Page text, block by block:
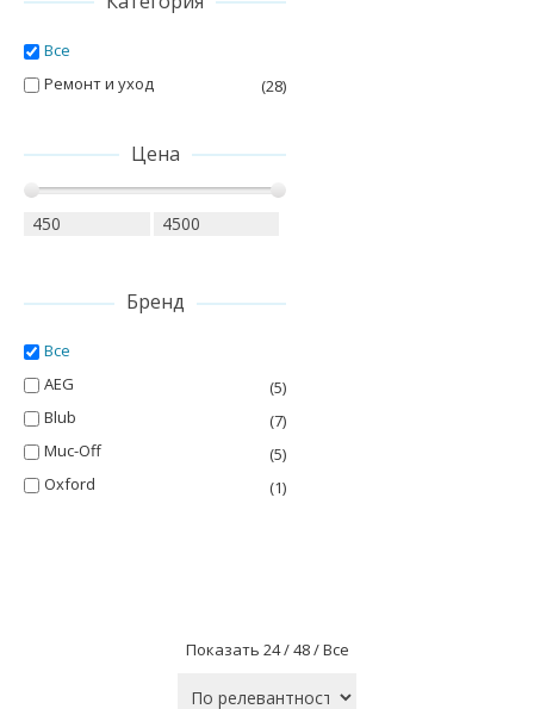
Все
Ремонт и уход
(28)
Цена
Бренд
Все
AEG
(5)
Blub
(7)
Muc-Off
(5)
Oxford
(1)
Показать 24 /48 /Все